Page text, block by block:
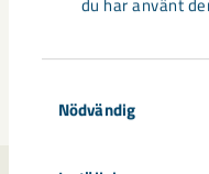
du har använt
Nödvändig